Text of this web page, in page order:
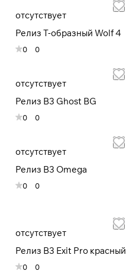
отсутствует
Релиз Т-образный Wolf 4
0 0
отсутствует
Релиз B3 Ghost BG
0 0
отсутствует
Релиз B3 Omega
0 0
отсутствует
Релиз B3 Exit Pro красный
0 0